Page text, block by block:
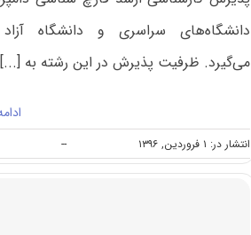
دانشگاه‌های سراسری و دانشگاه
می‌گیرد. ظرفیت پذیرش در این رشته به [...]
انتشار در: ۱ فروردین, ۱۳۹۶ --